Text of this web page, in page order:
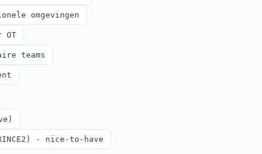
omgevingen
OT
teams
- nice-to-have